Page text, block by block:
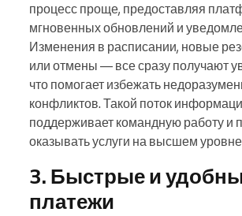
процесс проще, предоставляя
мгновенных обновлений и
Изменения в расписании, новые
или отмены — все сразу получают
что помогает избежать
конфликтов. Такой поток
поддерживает командную работу и
оказывать услуги на высшем
3. Быстрые и
платежи